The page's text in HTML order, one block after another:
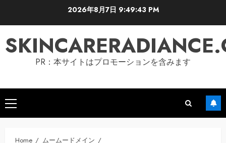
2026年8月7日 9:49:44 PM
PR：本サイトはプロモーションを含みます
Primary
Menu
Home
ムームードメイン